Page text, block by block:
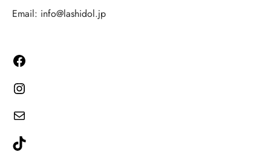
Email: info@lashidol.jp